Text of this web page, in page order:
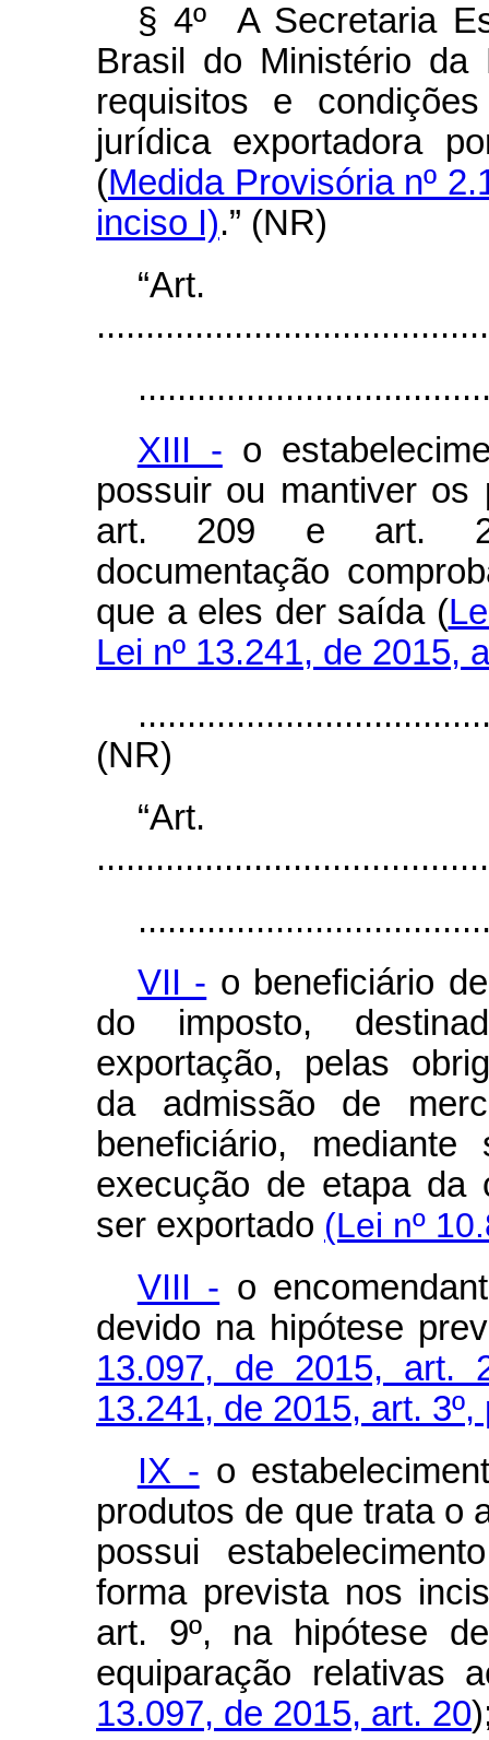
§ 4º A Secretaria
Brasil do Ministério da
requisitos e
jurídica exportadora
(Medida Provisória nº
inciso I).” (NR)
XIII - o
possuir ou mantiver
art. 209 e art.
documentação
que a eles der saída (
Lei nº 13.241, de 2015,
(NR)
VII - o beneficiário
do imposto,
exportação, pelas
da admissão de
beneficiário,
execução de etapa da
ser exportado (Lei nº
VIII - o
devido na hipótese
13.097, de 2015, art.
13.241, de 2015, art.
IX - o
produtos de que trata o
possui
forma prevista nos
art. 9º, na hipótese
equiparação relativas
13.097, de 2015, art. 20